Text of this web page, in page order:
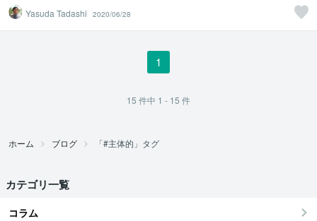
Yasuda Tadashi
2020/06/28
1
15 件中 1 - 15 件
ホーム ブログ 「#主体的」タグ
カテゴリ一覧
コラム